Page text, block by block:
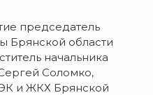
председатель
Брянской области
начальника
Соломко,
и ЖКХ Брянской